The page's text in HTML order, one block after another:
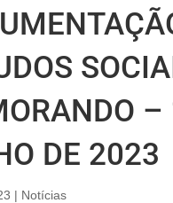
–
DE 2023
| Notícias